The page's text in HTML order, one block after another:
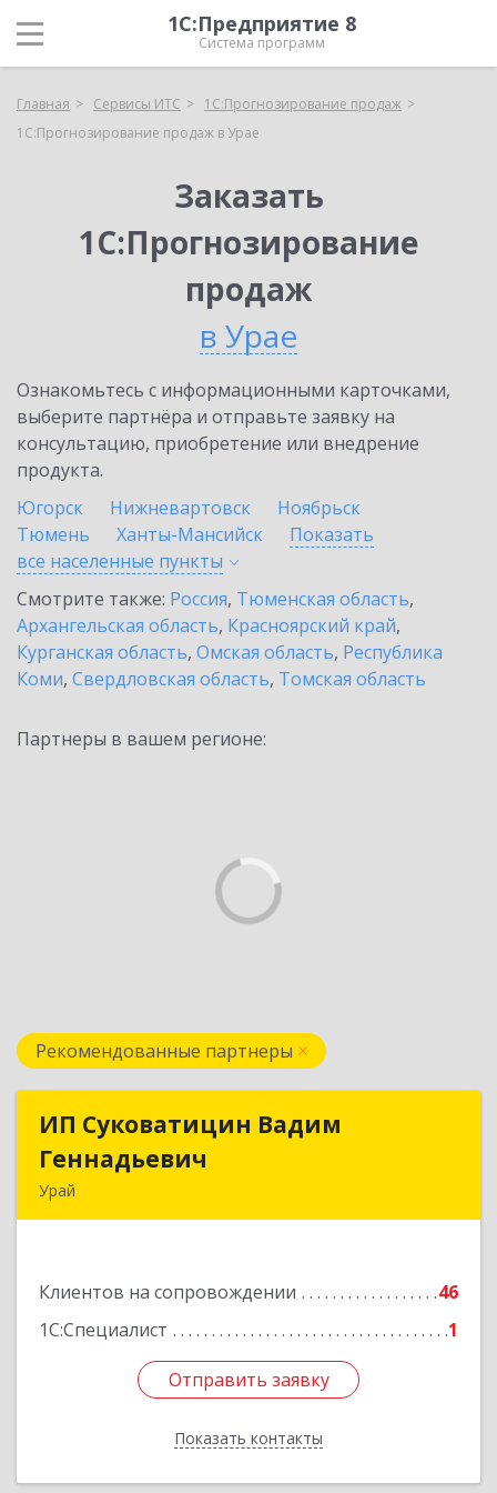
1С:Предприятие 8
Система программ
Главная Сервисы ИТС
1С:Прогнозирование продаж
1С:Прогнозирование продаж в Урае
Заказать
1С:Прогнозирование
продаж
в Урае
Ознакомьтесь с информационными карточками,
выберите партнёра и отправьте заявку на
консультацию, приобретение или внедрение
продукта.
Югорск
Нижневартовск
Ноябрьск
Тюмень
Ханты-Мансийск
Показать
все населенные пункты
Смотрите также: Россия, Тюменская область,
Архангельская область, Красноярский край,
Курганская область, Омская область, Республика
Коми, Свердловская область, Томская область
Партнеры в вашем регионе:
Рекомендованные партнеры
ИП Суковатицин Вадим
Геннадьевич
Урай
Клиентов на сопровождении
46
1С:Специалист
1
Отправить заявку
Показать контакты
ИП Суковатицин Вадим
Подробнее
Отправить заявку
Назад